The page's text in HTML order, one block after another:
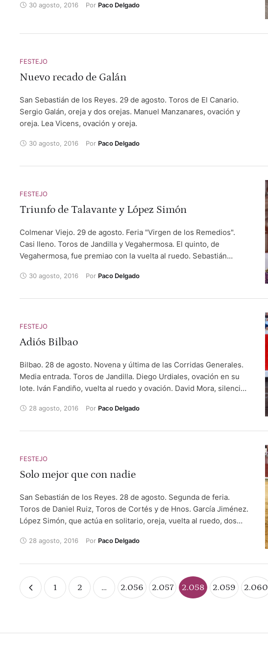
30 agosto, 2016 Por Paco Delgado
FESTEJO
Nuevo recado de Galán
San Sebastián de los Reyes. 29 de agosto. Toros de El Canario.
Sergio Galán, oreja y dos orejas. Manuel Manzanares, ovación y
oreja. Lea Vicens, ovación y oreja.
30 agosto, 2016 Por Paco Delgado
FESTEJO
Triunfo de Talavante y López Simón
Colmenar Viejo. 29 de agosto. Feria "Virgen de los Remedios".
Casi lleno. Toros de Jandilla y Vegahermosa. El quinto, de
Vegahermosa, fue premiao con la vuelta al ruedo. Sebastián
Talavante, ovación y dos orejas. Alberto López Simón, oreja y
30 agosto, 2016 Por Paco Delgado
FESTEJO
Adiós Bilbao
Bilbao. 28 de agosto. Novena y última de las Corridas Generales.
Media entrada. Toros de Jandilla. Diego Urdiales, ovación en su
lote. Iván Fandiño, vuelta al ruedo y ovación. David Mora, silencio
28 agosto, 2016 Por Paco Delgado
FESTEJO
Solo mejor que con nadie
San Sebastián de los Reyes. 28 de agosto. Segunda de feria.
Toros de Daniel Ruiz, Toros de Cortés y de Hnos. García Jiménez.
López Simón, que actúa en solitario, oreja, vuelta al ruedo, dos
28 agosto, 2016 Por Paco Delgado
1 2 … 2.056 2.057 2.058 2.059 2.060